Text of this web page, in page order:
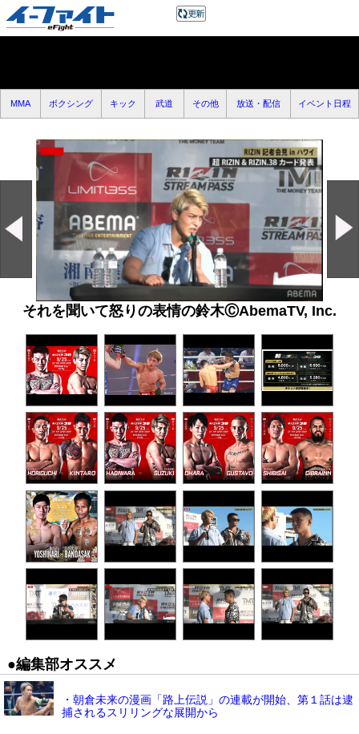
MMA ボクシング キック 武道 その他 放送・配信 イベント日程
それを聞いて怒りの表情の鈴木ⒸAbemaTV, Inc.
●編集部オススメ
・朝倉未来の漫画「路上伝説」の連載が開始、第１話は逮
捕されるスリリングな展開から